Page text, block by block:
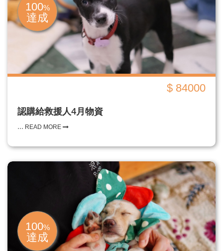
100%
達成
$ 84000
認購給救援人4月物資
... READ MORE
100%
達成